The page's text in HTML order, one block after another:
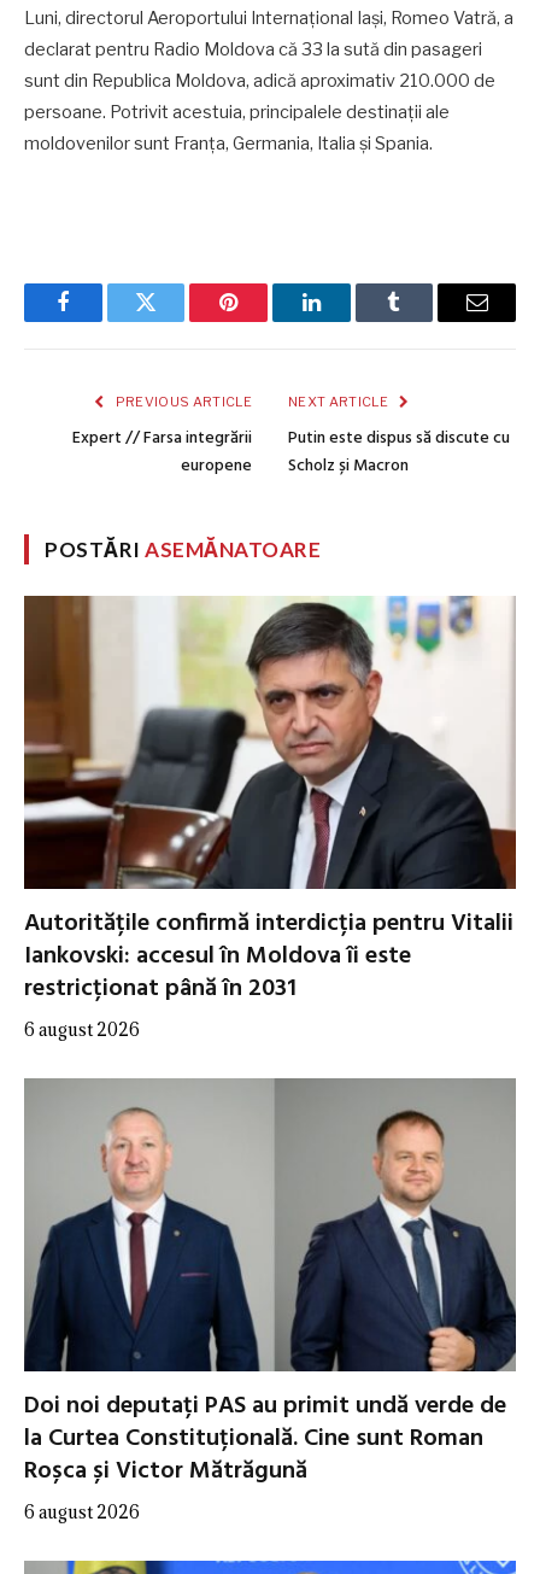
Luni, directorul Aeroportului Internațional Iași, Romeo Vatră, a
declarat pentru Radio Moldova că 33 la sută din pasageri
sunt din Republica Moldova, adică aproximativ 210.000 de
persoane. Potrivit acestuia, principalele destinații ale
moldovenilor sunt Franța, Germania, Italia și Spania.
FacebookTwitter Pinterest LinkedInTumblr Email
PREVIOUS ARTICLE
Expert // Farsa integrării
europene
NEXT ARTICLE
Putin este dispus să discute cu
Scholz și Macron
POSTĂRIASEMĂNATOARE
Autoritățile confirmă interdicția pentru Vitalii
Iankovski: accesul în Moldova îi este
restricționat până în 2031
6 august 2026
Doi noi deputați PAS au primit undă verde de
la Curtea Constituțională. Cine sunt Roman
Roșca și Victor Mătrăgună
6 august 2026